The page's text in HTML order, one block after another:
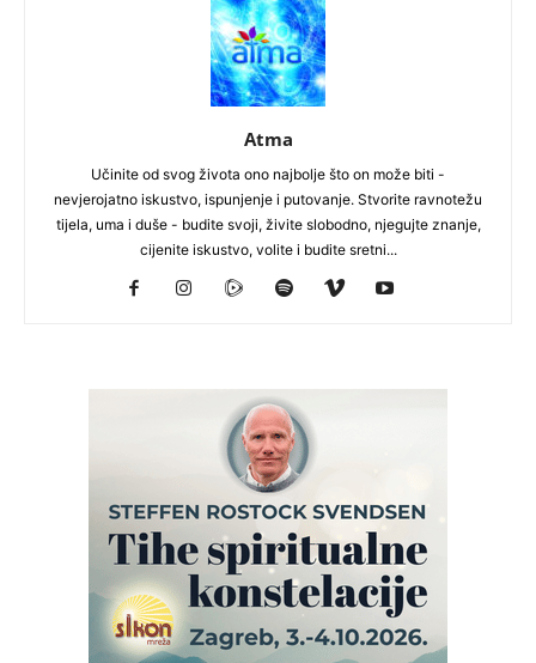
Atma
Učinite od svog života ono najbolje što on može biti -
nevjerojatno iskustvo, ispunjenje i putovanje. Stvorite ravnotežu
tijela, uma i duše - budite svoji, živite slobodno, njegujte znanje,
cijenite iskustvo, volite i budite sretni...